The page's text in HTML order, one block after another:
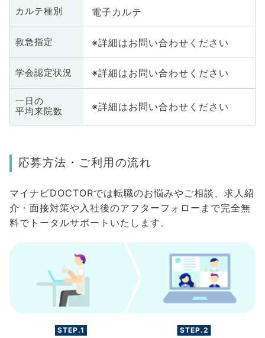
カルテ種別 電子カルテ
救急指定 ※詳細はお問い合わせください
学会認定状況 ※詳細はお問い合わせください
一日の
平均来院数
※詳細はお問い合わせください
応募方法・ご利用の流れ
マイナビDOCTORでは転職のお悩みやご相談、求人紹
介・面接対策や入社後のアフターフォローまで完全無
料でトータルサポートいたします。
STEP.1 STEP.2